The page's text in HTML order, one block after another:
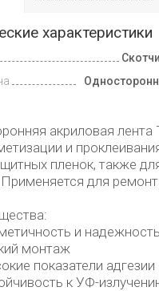
характеристики
акриловая
и
пленок, также
для
и надежность
монтаж
показатели адгезии
к УФ-